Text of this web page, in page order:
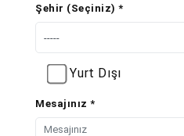
Şehir (Seçiniz) *
Yurt Dışı
Mesajınız *